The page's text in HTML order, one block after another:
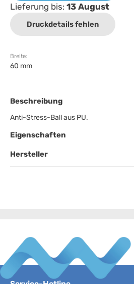
Lieferung bis: 13 August
Druckdetails fehlen
Breite:
60 mm
Beschreibung
Anti-Stress-Ball aus PU.
Eigenschaften
Hersteller